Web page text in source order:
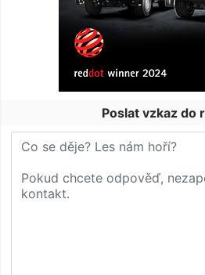
Poslat vzkaz do